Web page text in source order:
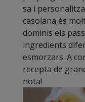
sa i
casolana és
dominis els
ingredients
esmorzars. A
recepta de
nota!